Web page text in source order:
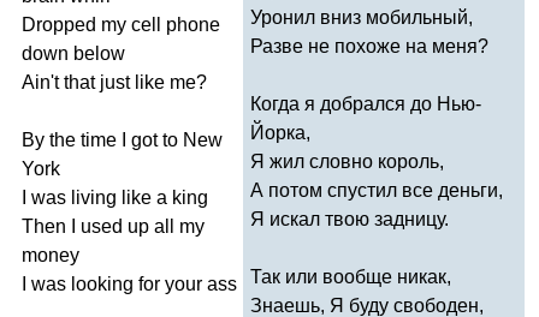
Dropped my cell
phone
down below
Ain't that just like me?
By the time got to New
York
was living like a king
Then
used up all
my
money
was looking for your ass
Уронил вниз мобильный,
Разве не похоже на меня?
Когда я добрался до Нью-
Йорка,
Я жил словно король,
А потом спустил все деньги,
Я искал твою задницу.
Так или вообще никак,
Знаешь, Я буду свободен,